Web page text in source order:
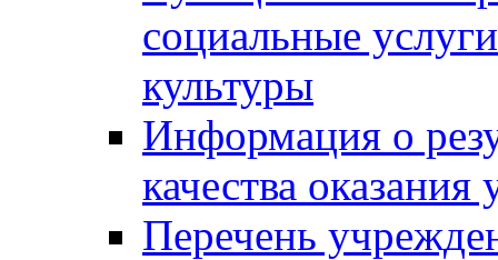
социальные
культуры
Информация о
качества оказания
Перечень